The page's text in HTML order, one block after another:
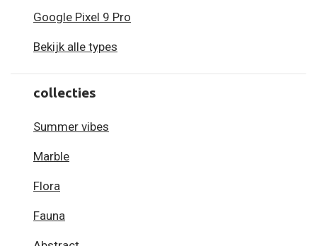
Google Pixel 9 Pro
Bekijk alle types
collecties
Summer vibes
Marble
Flora
Fauna